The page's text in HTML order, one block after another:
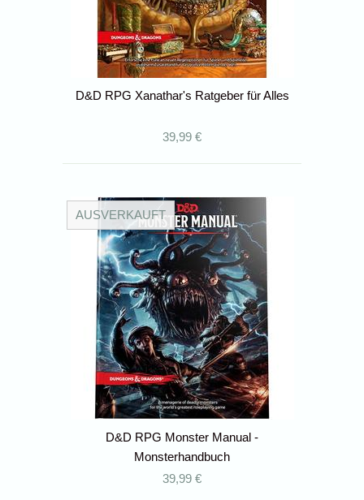
D&D RPG Xanathar's Ratgeber für Alles
39,99 €
AUSVERKAUFT
D&D RPG Monster Manual -
Monsterhandbuch
39,99 €